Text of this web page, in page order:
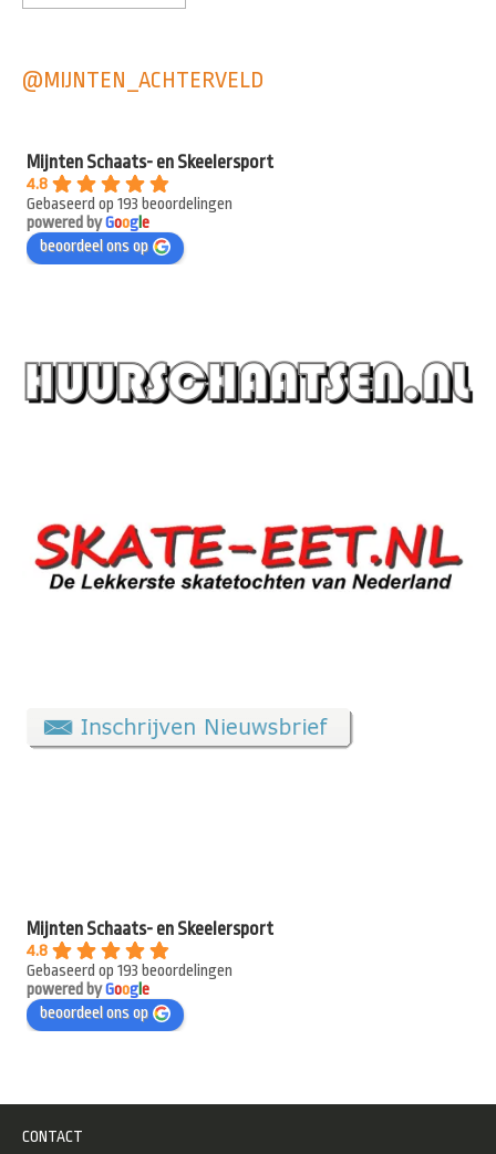
@MIJNTEN_ACHTERVELD
Mijnten Schaats- en Skeelersport
4.8
Gebaseerd op 193 beoordelingen
powered byGooge
beoordeel ons op
Mijnten Schaats- en Skeelersport
4.8
Gebaseerd op 193 beoordelingen
powered byGooge
beoordeel ons op
CONTACT